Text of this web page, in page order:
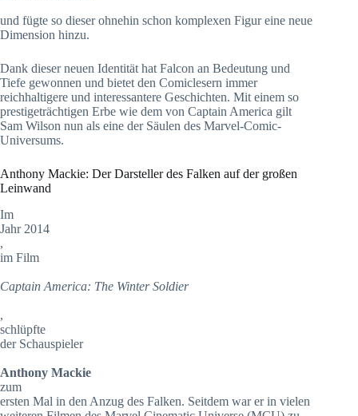
und fügte so dieser ohnehin schon komplexen Figur eine neue
Dimension hinzu.
Dank dieser neuen Identität hat Falcon an Bedeutung und
Tiefe gewonnen und bietet den Comiclesern immer
reichhaltigere und interessantere Geschichten. Mit einem so
prestigeträchtigen Erbe wie dem von Captain America gilt
Sam Wilson nun als eine der Säulen des Marvel-Comic-
Universums.
Anthony Mackie: Der Darsteller des Falken auf der großen
Leinwand
Im
Jahr 2014
,
im Film
Captain America: The Winter Soldier
,
schlüpfte
der Schauspieler
Anthony Mackie
zum
ersten Mal in den Anzug des Falken. Seitdem war er in vielen